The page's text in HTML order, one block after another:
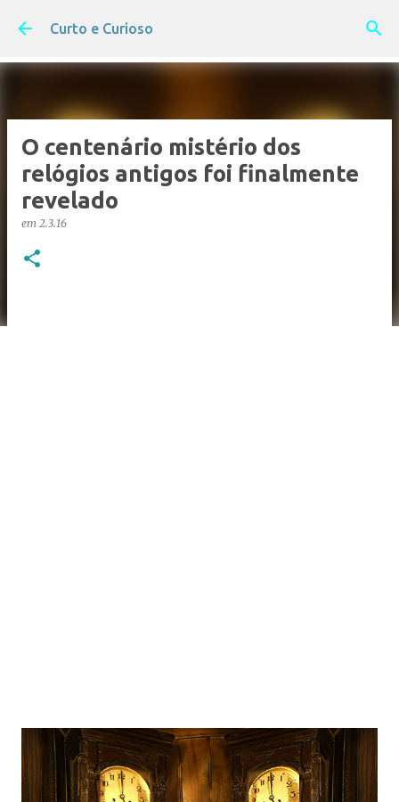
Pular para o conteúdo principal
Curto e Curioso
O centenário mistério dos
relógios antigos foi finalmente
revelado
em 2.3.16